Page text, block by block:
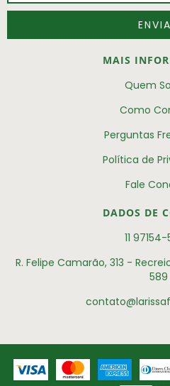
MAIS
Quem
Como
Perguntas
Política de
Fale
DADOS DE
11
R. Felipe Camarão, 313 -
589